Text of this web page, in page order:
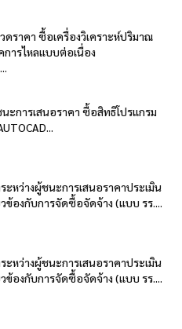
ดราคา ซื้อเครื่องวิเคราะห์ปริมาณ
การไหลแบบต่อเนื่อง
ะการเสนอราคา ซื้อสิทธิโปรแกรม
ะหว่างผู้ชนะการเสนอราคาประเมิน
ข้องกับการจัดซื้อจัดจ้าง (แบบ รร....
ะหว่างผู้ชนะการเสนอราคาประเมิน
ข้องกับการจัดซื้อจัดจ้าง (แบบ รร....